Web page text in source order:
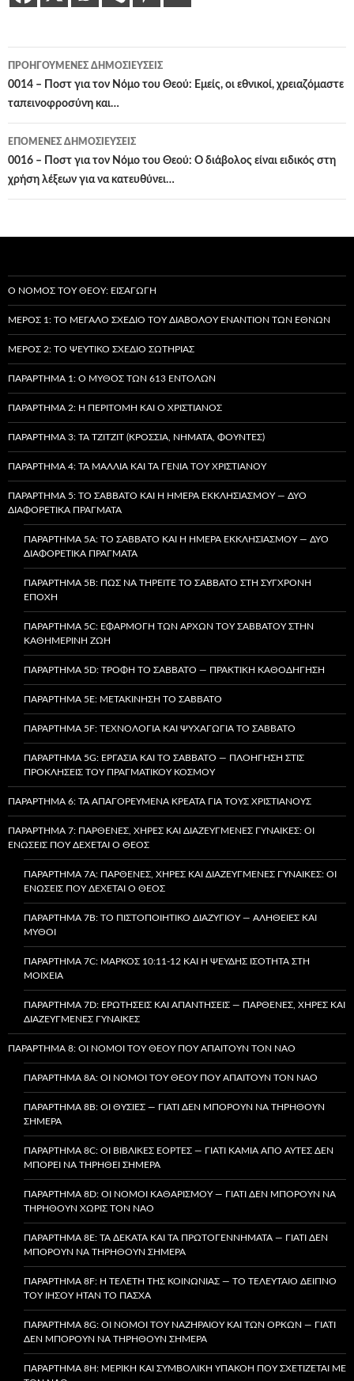
Πλοήγηση
άρθρων
ΠΡΟΗΓΟΎΜΕΝΕΣ ΔΗΜΟΣΙΕΎΣΕΙΣ
0014 – Ποστ για τον Νόμο του Θεού: Εμείς, οι εθνικοί, χρειαζόμαστε
ταπεινοφροσύνη και…
ΕΠΌΜΕΝΕΣ ΔΗΜΟΣΙΕΎΣΕΙΣ
0016 – Ποστ για τον Νόμο του Θεού: Ο διάβολος είναι ειδικός στη
χρήση λέξεων για να κατευθύνει…
Ο ΝΌΜΟΣ ΤΟΥ ΘΕΟΎ: ΕΙΣΑΓΩΓΉ
ΜΈΡΟΣ 1: ΤΟ ΜΕΓΆΛΟ ΣΧΈΔΙΟ ΤΟΥ ΔΙΑΒΌΛΟΥ ΕΝΑΝΤΊΟΝ ΤΩΝ ΕΘΝΏΝ
ΜΈΡΟΣ 2: ΤΟ ΨΕΎΤΙΚΟ ΣΧΈΔΙΟ ΣΩΤΗΡΊΑΣ
ΠΑΡΆΡΤΗΜΑ 1: Ο ΜΎΘΟΣ ΤΩΝ 613 ΕΝΤΟΛΏΝ
ΠΑΡΆΡΤΗΜΑ 2: Η ΠΕΡΙΤΟΜΉ ΚΑΙ Ο ΧΡΙΣΤΙΑΝΌΣ
ΠΑΡΆΡΤΗΜΑ 3: ΤΑ TZITZIT (ΚΡΌΣΣΙΑ, ΝΉΜΑΤΑ, ΦΟΎΝΤΕΣ)
ΠΑΡΆΡΤΗΜΑ 4: ΤΑ ΜΑΛΛΙΆ ΚΑΙ ΤΑ ΓΈΝΙΑ ΤΟΥ ΧΡΙΣΤΙΑΝΟΎ
ΠΑΡΆΡΤΗΜΑ 5: ΤΟ ΣΆΒΒΑΤΟ ΚΑΙ Η ΗΜΈΡΑ ΕΚΚΛΗΣΙΑΣΜΟΎ — ΔΎΟ
ΔΙΑΦΟΡΕΤΙΚΆ ΠΡΆΓΜΑΤΑ
ΠΑΡΆΡΤΗΜΑ 5A: ΤΟ ΣΆΒΒΑΤΟ ΚΑΙ Η ΗΜΈΡΑ ΕΚΚΛΗΣΙΑΣΜΟΎ — ΔΎΟ
ΔΙΑΦΟΡΕΤΙΚΆ ΠΡΆΓΜΑΤΑ
ΠΑΡΆΡΤΗΜΑ 5B: ΠΏΣ ΝΑ ΤΗΡΕΊΤΕ ΤΟ ΣΆΒΒΑΤΟ ΣΤΗ ΣΎΓΧΡΟΝΗ
ΕΠΟΧΉ
ΠΑΡΆΡΤΗΜΑ 5C: ΕΦΑΡΜΟΓΉ ΤΩΝ ΑΡΧΏΝ ΤΟΥ ΣΑΒΒΆΤΟΥ ΣΤΗΝ
ΚΑΘΗΜΕΡΙΝΉ ΖΩΉ
ΠΑΡΆΡΤΗΜΑ 5D: ΤΡΟΦΉ ΤΟ ΣΆΒΒΑΤΟ — ΠΡΑΚΤΙΚΉ ΚΑΘΟΔΉΓΗΣΗ
ΠΑΡΆΡΤΗΜΑ 5E: ΜΕΤΑΚΊΝΗΣΗ ΤΟ ΣΆΒΒΑΤΟ
ΠΑΡΆΡΤΗΜΑ 5F: ΤΕΧΝΟΛΟΓΊΑ ΚΑΙ ΨΥΧΑΓΩΓΊΑ ΤΟ ΣΆΒΒΑΤΟ
ΠΑΡΆΡΤΗΜΑ 5G: ΕΡΓΑΣΊΑ ΚΑΙ ΤΟ ΣΆΒΒΑΤΟ — ΠΛΟΉΓΗΣΗ ΣΤΙΣ
ΠΡΟΚΛΉΣΕΙΣ ΤΟΥ ΠΡΑΓΜΑΤΙΚΟΎ ΚΌΣΜΟΥ
ΠΑΡΆΡΤΗΜΑ 6: ΤΑ ΑΠΑΓΟΡΕΥΜΈΝΑ ΚΡΈΑΤΑ ΓΙΑ ΤΟΥΣ ΧΡΙΣΤΙΑΝΟΎΣ
ΠΑΡΆΡΤΗΜΑ 7: ΠΑΡΘΈΝΕΣ, ΧΉΡΕΣ ΚΑΙ ΔΙΑΖΕΥΓΜΈΝΕΣ ΓΥΝΑΊΚΕΣ: ΟΙ
ΕΝΏΣΕΙΣ ΠΟΥ ΔΈΧΕΤΑΙ Ο ΘΕΌΣ
ΠΑΡΆΡΤΗΜΑ 7A: ΠΑΡΘΈΝΕΣ, ΧΉΡΕΣ ΚΑΙ ΔΙΑΖΕΥΓΜΈΝΕΣ ΓΥΝΑΊΚΕΣ: ΟΙ
ΕΝΏΣΕΙΣ ΠΟΥ ΔΈΧΕΤΑΙ Ο ΘΕΌΣ
ΠΑΡΆΡΤΗΜΑ 7B: ΤΟ ΠΙΣΤΟΠΟΙΗΤΙΚΌ ΔΙΑΖΥΓΊΟΥ — ΑΛΉΘΕΙΕΣ ΚΑΙ
ΜΎΘΟΙ
ΠΑΡΆΡΤΗΜΑ 7C: ΜΆΡΚΟΣ 10:11-12 ΚΑΙ Η ΨΕΥΔΉΣ ΙΣΌΤΗΤΑ ΣΤΗ
ΜΟΙΧΕΊΑ
ΠΑΡΆΡΤΗΜΑ 7D: ΕΡΩΤΉΣΕΙΣ ΚΑΙ ΑΠΑΝΤΉΣΕΙΣ — ΠΑΡΘΈΝΕΣ, ΧΉΡΕΣ ΚΑΙ
ΔΙΑΖΕΥΓΜΈΝΕΣ ΓΥΝΑΊΚΕΣ
ΠΑΡΆΡΤΗΜΑ 8: ΟΙ ΝΌΜΟΙ ΤΟΥ ΘΕΟΎ ΠΟΥ ΑΠΑΙΤΟΎΝ ΤΟΝ ΝΑΌ
ΠΑΡΆΡΤΗΜΑ 8A: ΟΙ ΝΌΜΟΙ ΤΟΥ ΘΕΟΎ ΠΟΥ ΑΠΑΙΤΟΎΝ ΤΟΝ ΝΑΌ
ΠΑΡΆΡΤΗΜΑ 8B: ΟΙ ΘΥΣΊΕΣ — ΓΙΑΤΊ ΔΕΝ ΜΠΟΡΟΎΝ ΝΑ ΤΗΡΗΘΟΎΝ
ΣΉΜΕΡΑ
ΠΑΡΆΡΤΗΜΑ 8C: ΟΙ ΒΙΒΛΙΚΈΣ ΕΟΡΤΈΣ — ΓΙΑΤΊ ΚΑΜΊΑ ΑΠΌ ΑΥΤΈΣ ΔΕΝ
ΜΠΟΡΕΊ ΝΑ ΤΗΡΗΘΕΊ ΣΉΜΕΡΑ
ΠΑΡΆΡΤΗΜΑ 8D: ΟΙ ΝΌΜΟΙ ΚΑΘΑΡΙΣΜΟΎ — ΓΙΑΤΊ ΔΕΝ ΜΠΟΡΟΎΝ ΝΑ
ΤΗΡΗΘΟΎΝ ΧΩΡΊΣ ΤΟΝ ΝΑΌ
ΠΑΡΆΡΤΗΜΑ 8E: ΤΑ ΔΈΚΑΤΑ ΚΑΙ ΤΑ ΠΡΩΤΟΓΕΝΝΉΜΑΤΑ — ΓΙΑΤΊ ΔΕΝ
ΜΠΟΡΟΎΝ ΝΑ ΤΗΡΗΘΟΎΝ ΣΉΜΕΡΑ
ΠΑΡΆΡΤΗΜΑ 8F: Η ΤΕΛΕΤΉ ΤΗΣ ΚΟΙΝΩΝΊΑΣ — ΤΟ ΤΕΛΕΥΤΑΊΟ ΔΕΊΠΝΟ
ΤΟΥ ΙΗΣΟΎ ΉΤΑΝ ΤΟ ΠΆΣΧΑ
ΠΑΡΆΡΤΗΜΑ 8G: ΟΙ ΝΌΜΟΙ ΤΟΥ ΝΑΖΗΡΑΊΟΥ ΚΑΙ ΤΩΝ ΌΡΚΩΝ — ΓΙΑΤΊ
ΔΕΝ ΜΠΟΡΟΎΝ ΝΑ ΤΗΡΗΘΟΎΝ ΣΉΜΕΡΑ
ΠΑΡΆΡΤΗΜΑ 8H: ΜΕΡΙΚΉ ΚΑΙ ΣΥΜΒΟΛΙΚΉ ΥΠΑΚΟΉ ΠΟΥ ΣΧΕΤΊΖΕΤΑΙ ΜΕ